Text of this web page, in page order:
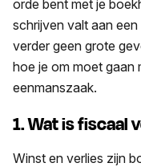
orde bent met je
schrijven valt aan
verder geen grote
hoe je om moet gaan
eenmanszaak.
1. Wat is fiscaal
Winst en verlies zijn